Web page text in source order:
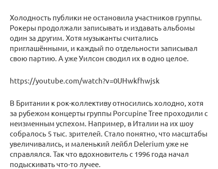
Холодность публики не остановила участников группы.
Рокеры продолжали записывать и издавать альбомы
один за другим. Хотя музыканты считались
приглашёнными, и каждый по отдельности записывал
свою партию. А уже Уилсон сводил их в одно целое.
https://youtube.com/watch?v=0UHwkfhwjsk
В Британии к рок-коллективу относились холодно, хотя
за рубежом концерты группы Porcupine Tree проходили с
неизменным успехом. Например, в Италии на их шоу
собралось 5 тыс. зрителей. Стало понятно, что масштабы
увеличивались, и маленький лейбл Delerium уже не
справлялся. Так что вдохновитель с 1996 года начал
подыскивать что-то лучее.